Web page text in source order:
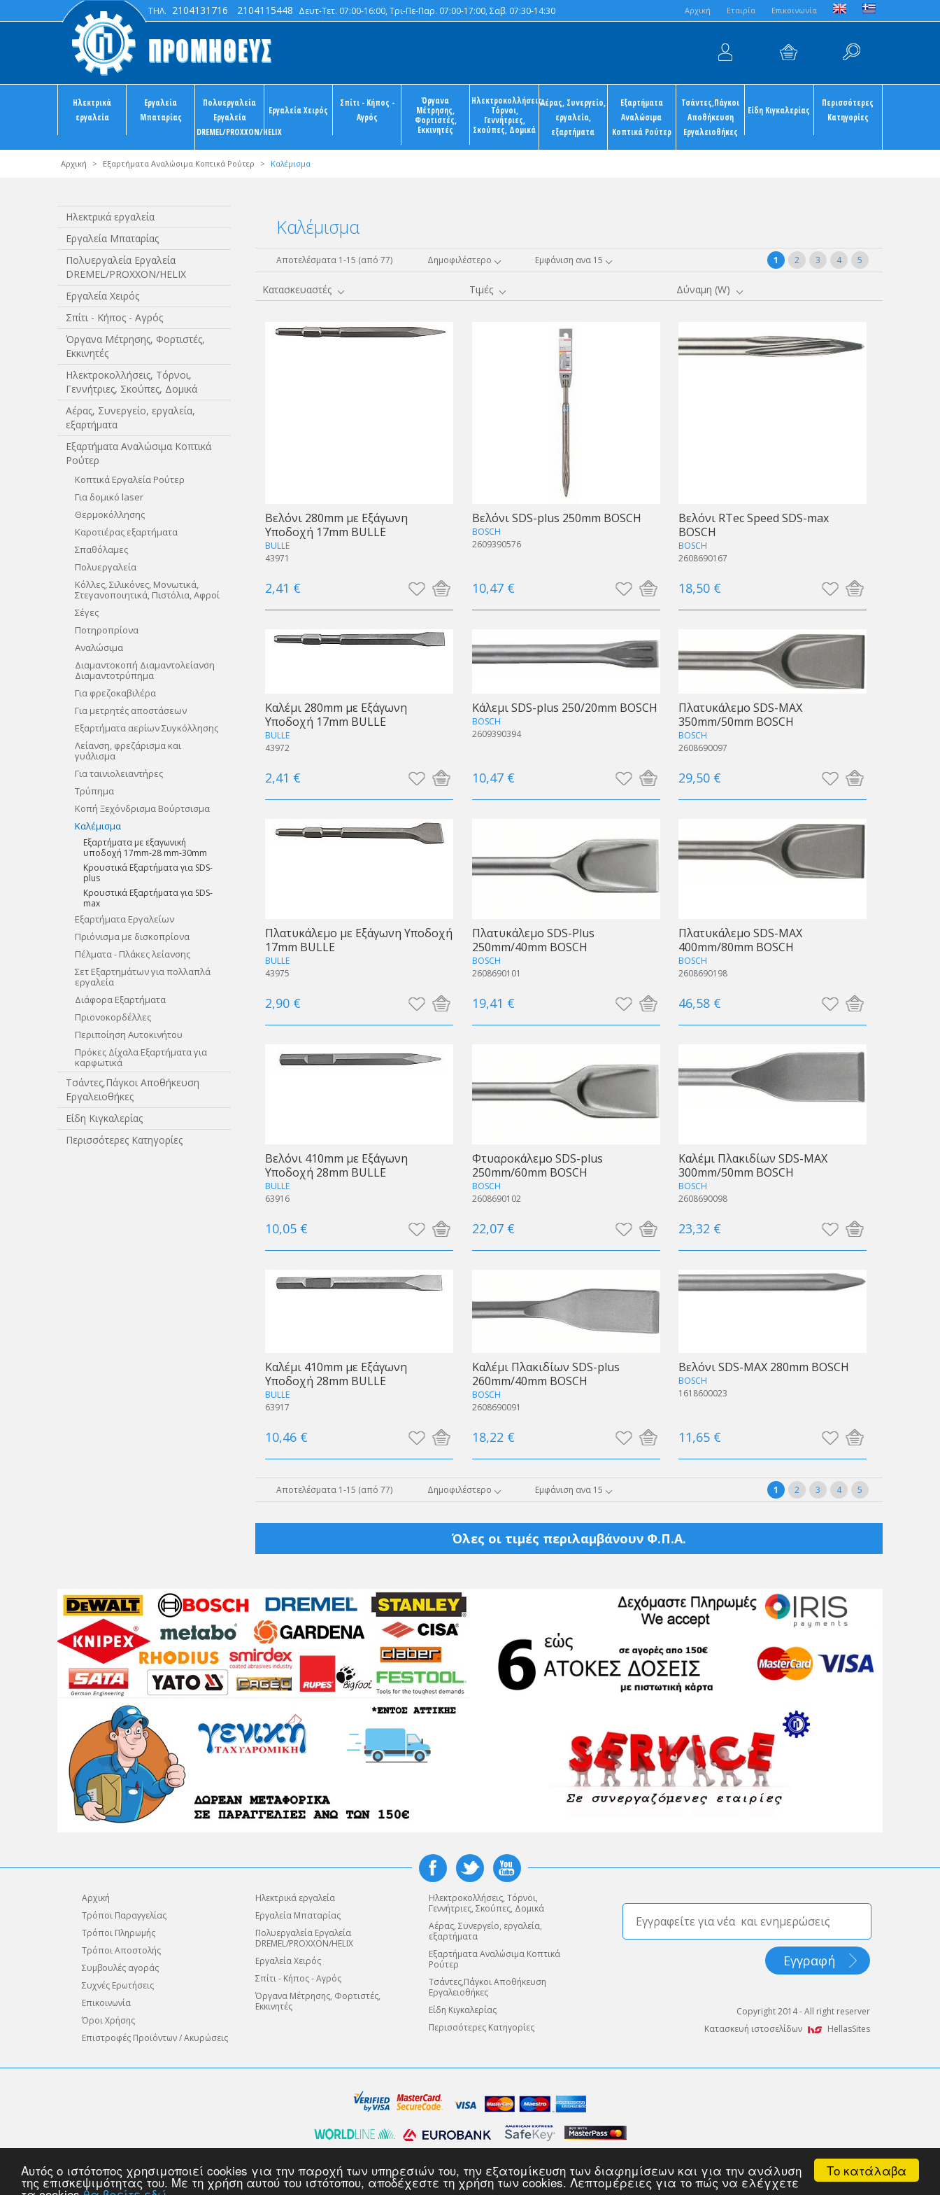
Το κατάλαβα
Αυτός ο ιστότοπος χρησιμοποιεί cookies για την παροχή των υπηρεσιών του, την εξατομίκευση των διαφημίσεων και για την ανάλυση
της επισκεψιμότητας του. Με τη χρήση αυτού του ιστότοπου, αποδέχεστε τη χρήση των cookies. Λεπτομέρειες για το πώς να ελέγχετε
Aρχική Εταιρία Επικοινωνία
ΤΗΛ. 2104131716 2104115448 Δευτ-Τετ. 07:00-16:00, Τρι-Πε-Παρ. 07:00-17:00, Σαβ. 07:30-14:30
Ηλεκτρικά
εργαλεία
Εργαλεία
Μπαταρίας
Πολυεργαλεία
Εργαλεία
DREMEL/PROXXON/HELIX
Εργαλεία Χειρός
Σπίτι - Κήπος -
Αγρός
Όργανα
Μέτρησης,
Φορτιστές,
Εκκινητές
Ηλεκτροκολλήσεις,
Τόρνοι,
Γεννήτριες,
Σκούπες, Δομικά
Αέρας, Συνεργείο,
εργαλεία,
εξαρτήματα
Εξαρτήματα
Αναλώσιμα
Κοπτικά Ρούτερ
Τσάντες,Πάγκοι
Αποθήκευση
Εργαλειοθήκες
Είδη Κιγκαλερίας
Περισσότερες
Κατηγορίες
Αρχική > Εξαρτήματα Αναλώσιμα Κοπτικά Ρούτερ > Καλέμισμα
Ηλεκτρικά εργαλεία
Εργαλεία Μπαταρίας
Πολυεργαλεία Εργαλεία
DREMEL/PROXXON/HELIX
Εργαλεία Χειρός
Σπίτι - Κήπος - Αγρός
Όργανα Μέτρησης, Φορτιστές,
Εκκινητές
Ηλεκτροκολλήσεις, Τόρνοι,
Γεννήτριες, Σκούπες, Δομικά
Αέρας, Συνεργείο, εργαλεία,
εξαρτήματα
Εξαρτήματα Αναλώσιμα Κοπτικά
Ρούτερ
Κοπτικά Εργαλεία Ρούτερ
Για δομικό laser
Θερμοκόλλησης
Καροτιέρας εξαρτήματα
Σπαθόλαμες
Πολυεργαλεία
Κόλλες, Σιλικόνες, Μονωτικά,
Στεγανοποιητικά, Πιστόλια, Αφροί
Σέγες
Ποτηροπρίονα
Αναλώσιμα
Διαμαντοκοπή Διαμαντολείανση
Διαμαντοτρύπημα
Για φρεζοκαβιλέρα
Για μετρητές αποστάσεων
Εξαρτήματα αερίων Συγκόλλησης
Λείανση, φρεζάρισμα και
γυάλισμα
Για ταινιολειαντήρες
Τρύπημα
Κοπή Ξεχόνδρισμα Βούρτσισμα
Καλέμισμα
Εξαρτήματα με εξαγωνική
υποδοχή 17mm-28 mm-30mm
Κρουστικά Εξαρτήματα για SDS-
plus
Κρουστικά Εξαρτήματα για SDS-
max
Εξαρτήματα Εργαλείων
Πριόνισμα με δισκοπρίονα
Πέλματα - Πλάκες λείανσης
Σετ Εξαρτημάτων για πολλαπλά
εργαλεία
Διάφορα Εξαρτήματα
Πριονοκορδέλλες
Περιποίηση Αυτοκινήτου
Πρόκες Δίχαλα Εξαρτήματα για
καρφωτικά
Τσάντες,Πάγκοι Αποθήκευση
Εργαλειοθήκες
Είδη Κιγκαλερίας
Περισσότερες Κατηγορίες
Καλέμισμα
Αποτελέσματα 1-15 (από 77) Δημοφιλέστερο Εμφάνιση ανα 15 1 2 3 4 5
Κατασκευαστές Τιμές Δύναμη (W)
Βελόνι 280mm με Εξάγωνη
Υποδοχή 17mm BULLE
BULLE
43971
2,41 €
Βελόνι SDS-plus 250mm BOSCH
BOSCH
2609390576
10,47 €
Bελόνι RTec Speed SDS-max
BOSCH
BOSCH
2608690167
18,50 €
Καλέμι 280mm με Εξάγωνη
Υποδοχή 17mm BULLE
BULLE
43972
2,41 €
Κάλεμι SDS-plus 250/20mm BOSCH
BOSCH
2609390394
10,47 €
Πλατυκάλεμο SDS-MAX
350mm/50mm BOSCH
BOSCH
2608690097
29,50 €
Πλατυκάλεμο με Εξάγωνη Υποδοχή
17mm BULLE
BULLE
43975
2,90 €
Πλατυκάλεμο SDS-Plus
250mm/40mm BOSCH
BOSCH
2608690101
19,41 €
Πλατυκάλεμο SDS-MAX
400mm/80mm BOSCH
BOSCH
2608690198
46,58 €
Βελόνι 410mm με Εξάγωνη
Υποδοχή 28mm BULLE
BULLE
63916
10,05 €
Φτυαροκάλεμο SDS-plus
250mm/60mm BOSCH
BOSCH
2608690102
22,07 €
Καλέμι Πλακιδίων SDS-ΜΑΧ
300mm/50mm BOSCH
BOSCH
2608690098
23,32 €
Καλέμι 410mm με Εξάγωνη
Υποδοχή 28mm BULLE
BULLE
63917
10,46 €
Καλέμι Πλακιδίων SDS-plus
260mm/40mm BOSCH
BOSCH
2608690091
18,22 €
Βελόνι SDS-MAX 280mm BOSCH
BOSCH
1618600023
11,65 €
Αποτελέσματα 1-15 (από 77) Δημοφιλέστερο Εμφάνιση ανα 15 1 2 3 4 5
Όλες οι τιμές περιλαμβάνουν Φ.Π.Α.
Αρχική
Τρόποι Παραγγελίας
Τρόποι Πληρωμής
Τρόποι Αποστολής
Συμβουλές αγοράς
Συχνές Ερωτήσεις
Επικοινωνία
Όροι Χρήσης
Επιστροφές Προϊόντων / Ακυρώσεις
Ηλεκτρικά εργαλεία
Εργαλεία Μπαταρίας
Πολυεργαλεία Εργαλεία
DREMEL/PROXXON/HELIX
Εργαλεία Χειρός
Σπίτι - Κήπος - Αγρός
Όργανα Μέτρησης, Φορτιστές,
Εκκινητές
Ηλεκτροκολλήσεις, Τόρνοι,
Γεννήτριες, Σκούπες, Δομικά
Αέρας, Συνεργείο, εργαλεία,
εξαρτήματα
Εξαρτήματα Αναλώσιμα Κοπτικά
Ρούτερ
Τσάντες,Πάγκοι Αποθήκευση
Εργαλειοθήκες
Είδη Κιγκαλερίας
Περισσότερες Κατηγορίες
Copyright 2014 - All right reserver
Κατασκευή ιστοσελίδων
HellasSites
Όλες οι πληρωμές που πραγματοποιούνται με χρήση κάρτας διεκπεραιώνονται μέσω της πλατφόρμας ηλεκτρονικών πληρωμών "WORLDLINE" της EUROBANK και χρησιμοποιεί κρυπτογράφηση TLS 1.1 με πρωτόκολλο
κρυπτογράφησης 128-bit (Secure Sockets Layer - SSL).
Η κρυπτογράφηση είναι ένας τρόπος κωδικοποίησης της πληροφορίας μέχρι αυτή να φτάσει στον ορισμένο αποδέκτη της, ο οποίος θα μπορέσει να την αποκωδικοποιήσει με χρήση του κατάλληλου κλειδιού.